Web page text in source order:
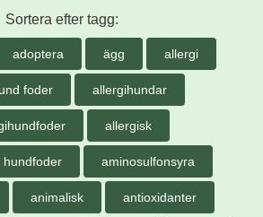
Sortera efter tagg:
adoptera ägg allergi
foder allergihundar
allergisk
hundfoder aminosulfonsyra
animalisk antioxidanter